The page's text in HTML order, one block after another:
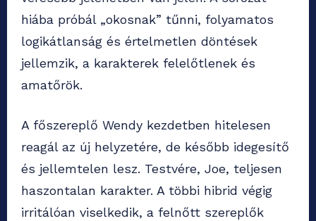
hiába próbál „okosnak” tűnni, folyamatos
logikátlanság és értelmetlen döntések
jellemzik, a karakterek felelőtlenek és
amatőrök.
A főszereplő Wendy kezdetben hitelesen
reagál az új helyzetére, de később idegesítő
és jellemtelen lesz. Testvére, Joe, teljesen
haszontalan karakter. A többi hibrid végig
irritálóan viselkedik, a felnőtt szereplők